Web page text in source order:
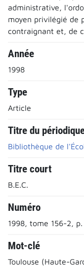
administrative,
moyen privilégié de
contraignant et, de
Année
1998
Type
Article
Titre du
Bibliothèque de
Titre court
B.E.C.
Numéro
1998, tome 156-2,
Mot-clé
Toulouse (Haute-